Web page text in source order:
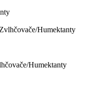
Humektanty
Humektanty